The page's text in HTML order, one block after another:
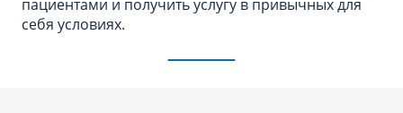
пациентами и получить услугу в привычных для
себя условиях.